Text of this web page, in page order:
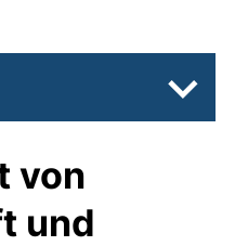
von
und